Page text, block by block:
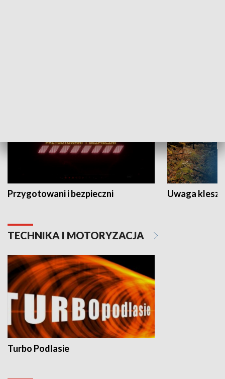
Przygotowani i bezpieczni Uwaga
TECHNIKA I MOTORYZACJA
Turbo Podlasie